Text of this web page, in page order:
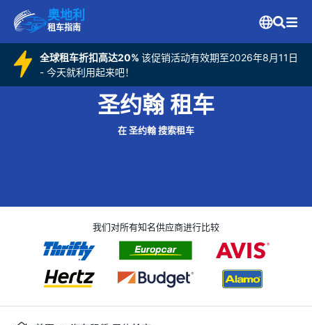
奥地利
租车指南
全球租车折扣高达20% 该促销活动有效期至2026年8月11日
- 今天就利用起来吧！
圣约翰 租车
在 圣约翰 搜索租车
我们对所有知名供应商进行比较